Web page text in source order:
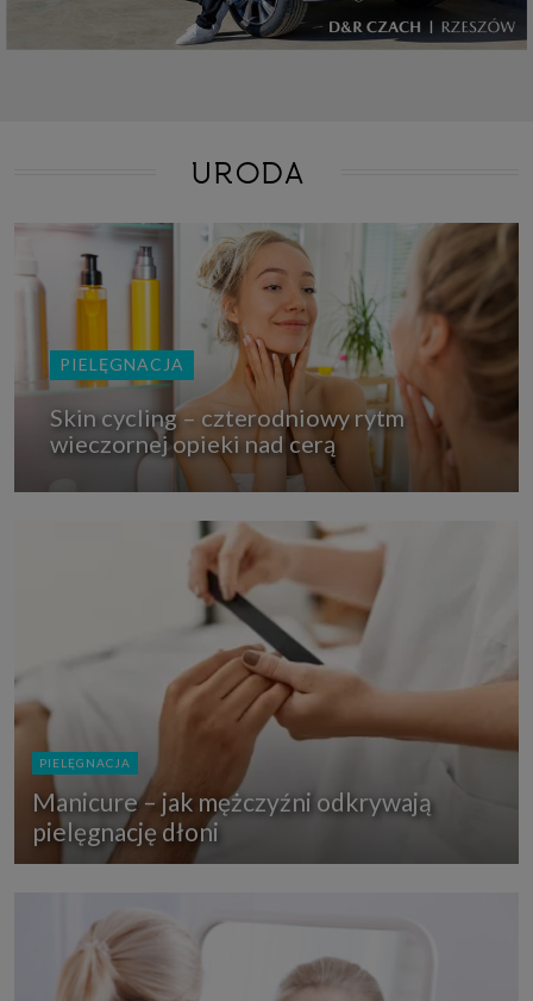
URODA
PIELĘGNACJA
Skin cycling – czterodniowy rytm
wieczornej opieki nad cerą
PIELĘGNACJA
Manicure – jak mężczyźni odkrywają
pielęgnację dłoni